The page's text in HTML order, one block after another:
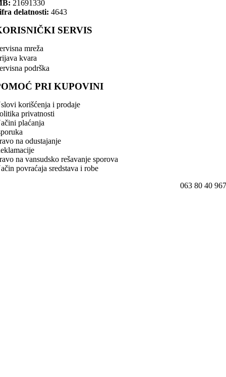
21691330
delatnosti: 4643
SERVIS
mreža
kvara
podrška
PRI KUPOVINI
korišćenja i prodaje
privatnosti
plaćanja
na odustajanje
na vansudsko rešavanje sporova
povraćaja sredstava i robe
063 80 40 967